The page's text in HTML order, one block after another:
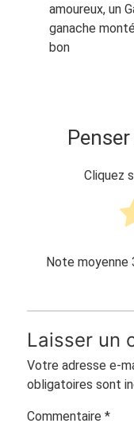
amoureux, un
ganache
bon
Cliquez
Note moyenne
Laisser un
Votre adresse e-
obligatoires sont
Commentaire *